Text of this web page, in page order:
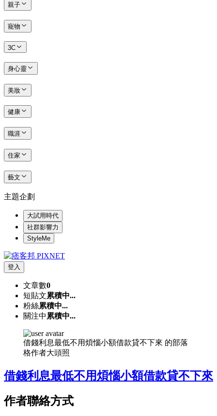
親子
寵物
3C
身心靈
美妝
健康
職涯
住家
藝文
主題企劃
大試用時代
社群影響力
StyleMe
登入
文章數0
短貼文累積中...
粉絲累積中...
關注中 累積中...
借錢利息最低不用煩惱小額借款貸不下來 的部落
格作者大頭照
借錢利息最低不用煩惱小額借款貸不下來
作者聯絡方式